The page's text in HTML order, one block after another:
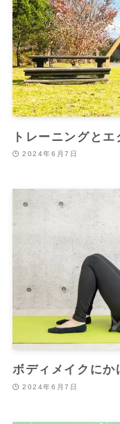
トレーニングと
2024年6月7日
ボディメイクにか
2024年6月7日